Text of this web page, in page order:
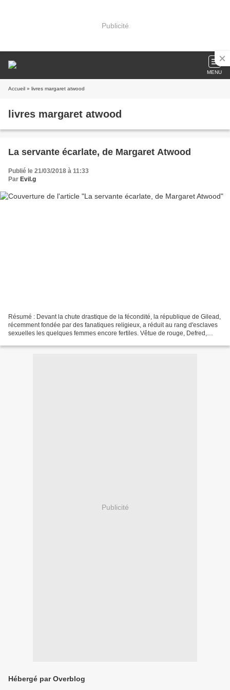
Publicité
MENU
Accueil » livres margaret atwood
livres margaret atwood
La servante écarlate, de Margaret Atwood
Publié le 21/03/2018 à 11:33
Par Evil.g
Résumé : Devant la chute drastique de la fécondité, la république de Gilead,
récemment fondée par des fanatiques religieux, a réduit au rang d'esclaves
sexuelles les quelques femmes encore fertiles. Vêtue de rouge, Defred,
Publicité
Hébergé par Overblog